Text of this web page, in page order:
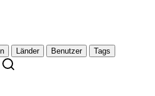
Länder Benutzer Tags